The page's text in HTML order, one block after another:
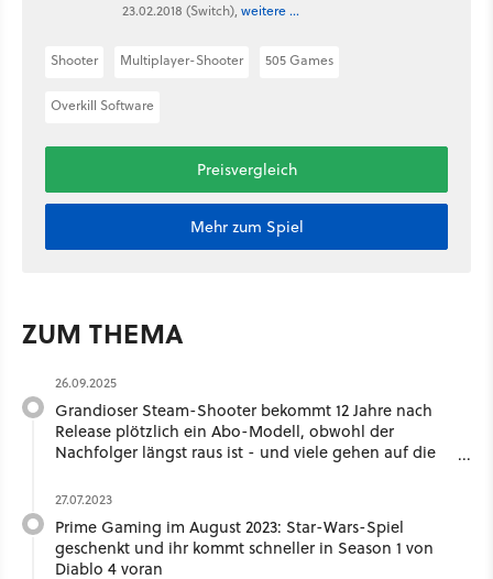
23.02.2018 (Switch), weitere ...
Shooter Multiplayer-Shooter 505 Games
Overkill Software
Preisvergleich
Mehr zum Spiel
ZUM THEMA
26.09.2025
Grandioser Steam-Shooter bekommt 12 Jahre nach
Release plötzlich ein Abo-Modell, obwohl der
Nachfolger längst raus ist - und viele gehen auf die
27.07.2023
Prime Gaming im August 2023: Star-Wars-Spiel
geschenkt und ihr kommt schneller in Season 1 von
Diablo 4 voran